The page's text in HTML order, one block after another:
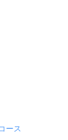
ース